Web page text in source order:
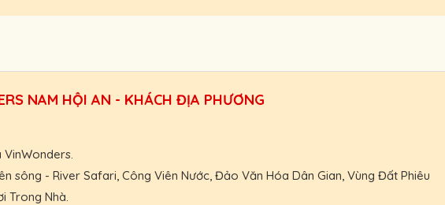
NAM HỘI AN - KHÁCH ĐỊA PHƯƠNG
sông - River Safari, Công Viên Nước, Đảo Văn Hóa Dân Gian, Vùng Đất Phiêu
Trong Nhà.